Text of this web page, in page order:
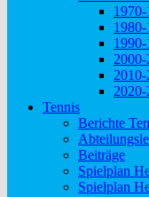
Tennis
Berichte
Beiträge
Spielplan
Spielplan